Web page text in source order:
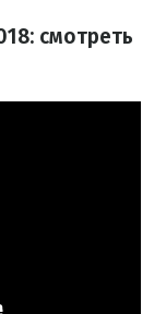
смотреть